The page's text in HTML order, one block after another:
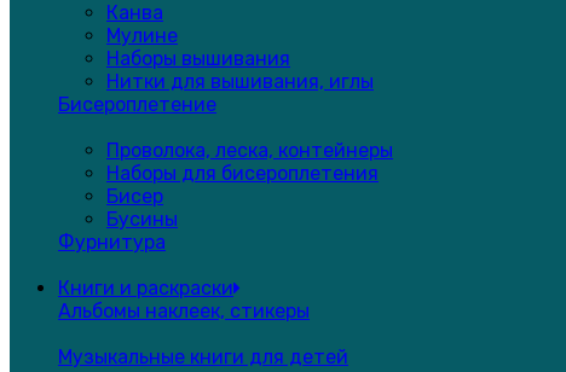
Канва
Мулине
Наборы вышивания
Нитки для вышивания, иглы
Бисероплетение
Проволока, леска, контейнеры
Наборы для бисероплетения
Бисер
Бусины
Фурнитура
Книги и раскраски
Альбомы наклеек, стикеры
Музыкальные книги для детей